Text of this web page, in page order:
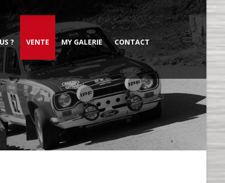
? VENTE MY GALERIE CONTACT